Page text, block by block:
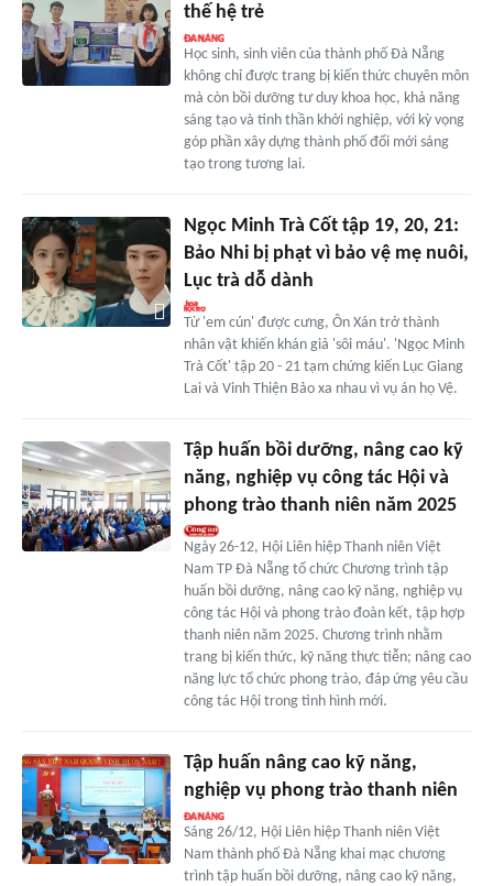
thế hệ trẻ
Học sinh, sinh viên của thành phố Đà Nẵng
không chỉ được trang bị kiến thức chuyên môn
mà còn bồi dưỡng tư duy khoa học, khả năng
sáng tạo và tinh thần khởi nghiệp, với kỳ vọng
góp phần xây dựng thành phố đổi mới sáng
tạo trong tương lai.
Ngọc Minh Trà Cốt tập 19, 20, 21:
Bảo Nhi bị phạt vì bảo vệ mẹ nuôi,
Lục trà dỗ dành
Từ 'em cún' được cưng, Ôn Xán trở thành
nhân vật khiến khán giả 'sôi máu'. 'Ngọc Minh
Trà Cốt' tập 20 - 21 tạm chứng kiến Lục Giang
Lai và Vinh Thiện Bảo xa nhau vì vụ án họ Vệ.
Tập huấn bồi dưỡng, nâng cao kỹ
năng, nghiệp vụ công tác Hội và
phong trào thanh niên năm 2025
Ngày 26-12, Hội Liên hiệp Thanh niên Việt
Nam TP Đà Nẵng tổ chức Chương trình tập
huấn bồi dưỡng, nâng cao kỹ năng, nghiệp vụ
công tác Hội và phong trào đoàn kết, tập hợp
thanh niên năm 2025. Chương trình nhằm
trang bị kiến thức, kỹ năng thực tiễn; nâng cao
năng lực tổ chức phong trào, đáp ứng yêu cầu
công tác Hội trong tình hình mới.
Tập huấn nâng cao kỹ năng,
nghiệp vụ phong trào thanh niên
Sáng 26/12, Hội Liên hiệp Thanh niên Việt
Nam thành phố Đà Nẵng khai mạc chương
trình tập huấn bồi dưỡng, nâng cao kỹ năng,